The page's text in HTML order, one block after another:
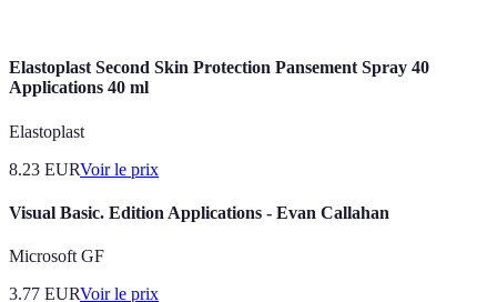
Elastoplast Second Skin Protection Pansement Spray 40
Applications 40 ml
Elastoplast
8.23 EURVoir le prix
Visual Basic. Edition Applications - Evan Callahan
Microsoft GF
3.77 EURVoir le prix